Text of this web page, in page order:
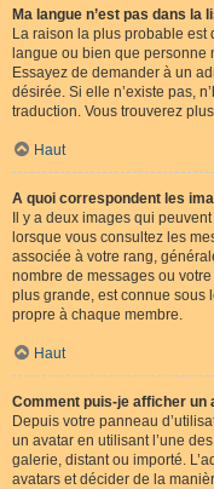
Ma langue n’est pas dans la
La raison la plus probable est
langue ou bien que personne
Essayez de demander à un
désirée. Si elle n’existe pas,
traduction. Vous trouverez
Haut
A quoi correspondent les
Il y a deux images qui
lorsque vous consultez les
associée à votre rang,
nombre de messages ou
plus grande, est connue sous
propre à chaque membre.
Haut
Comment puis-je afficher un
Depuis votre panneau
un avatar en utilisant l’une
galerie, distant ou importé.
avatars et décider de la